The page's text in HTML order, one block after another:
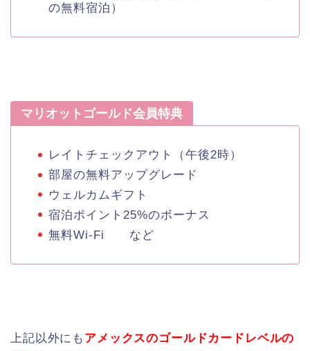
の無料宿泊）
マリオットゴールド会員特典
レイトチェックアウト（午後2時）
部屋の無料アップグレード
ウェルカムギフト
宿泊ポイント25%のボーナス
無料Wi-Fi など
上記以外にも アメックスのゴールドカードレベルの